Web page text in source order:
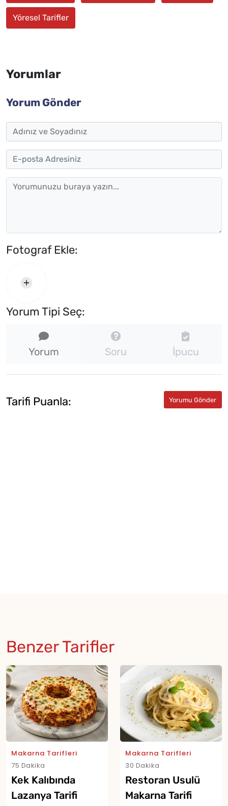
Yöresel Tarifler
Yorumlar
Yorum Gönder
Fotograf Ekle:
Yorum Tipi Seç:
Yorum Soru İpucu
Tarifi Puanla:
Benzer Tarifler
Makarna Tarifleri
75 Dakika
Kek Kalıbında
Lazanya Tarifi
Makarna Tarifleri
30 Dakika
Restoran Usulü
Makarna Tarifi